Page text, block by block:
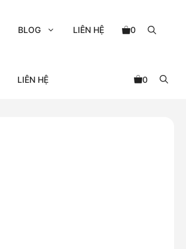
BLOG LIÊN HỆ 0
LIÊN HỆ 0